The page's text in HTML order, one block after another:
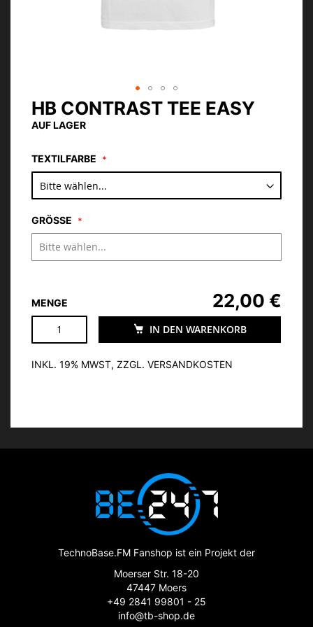
HB CONTRAST TEE EASY
AUF LAGER
TEXTILFARBE
GRÖSSE
MENGE
IN DEN WARENKORB
22,00 €
INKL. 19% MWST, ZZGL. VERSANDKOSTEN
Zum
Anfang
der
springen
TechnoBase.FM Fanshop ist ein Projekt der
Moerser Str. 18-20
47447 Moers
+49 2841 99801 - 25
info@tb-shop.de